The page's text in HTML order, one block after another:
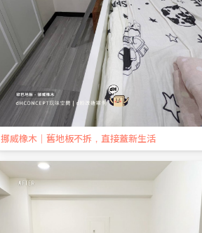
挪威橡木｜舊地板不拆，直接蓋新生活